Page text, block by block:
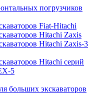
погрузчиков
Fiat-Hitachi
Hitachi Zaxis
Hitachi Zaxis-3
Hitachi серий
5
больших экскаваторов